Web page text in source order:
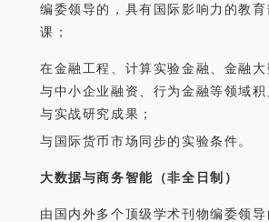
编委领导的，具有国际影响力的教育
课；
在金融工程、计算实验金融、金融
与中小企业融资、行为金融等领域
与实战研究成果；
与国际货币市场同步的实验条件。
大数据与商务智能（非全日制）
由国内外多个顶级学术刊物编委领